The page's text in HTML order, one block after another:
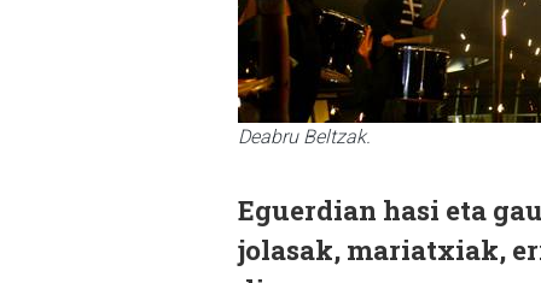
Deabru Beltzak.
Eguerdian hasi eta
jolasak, mariatxiak,